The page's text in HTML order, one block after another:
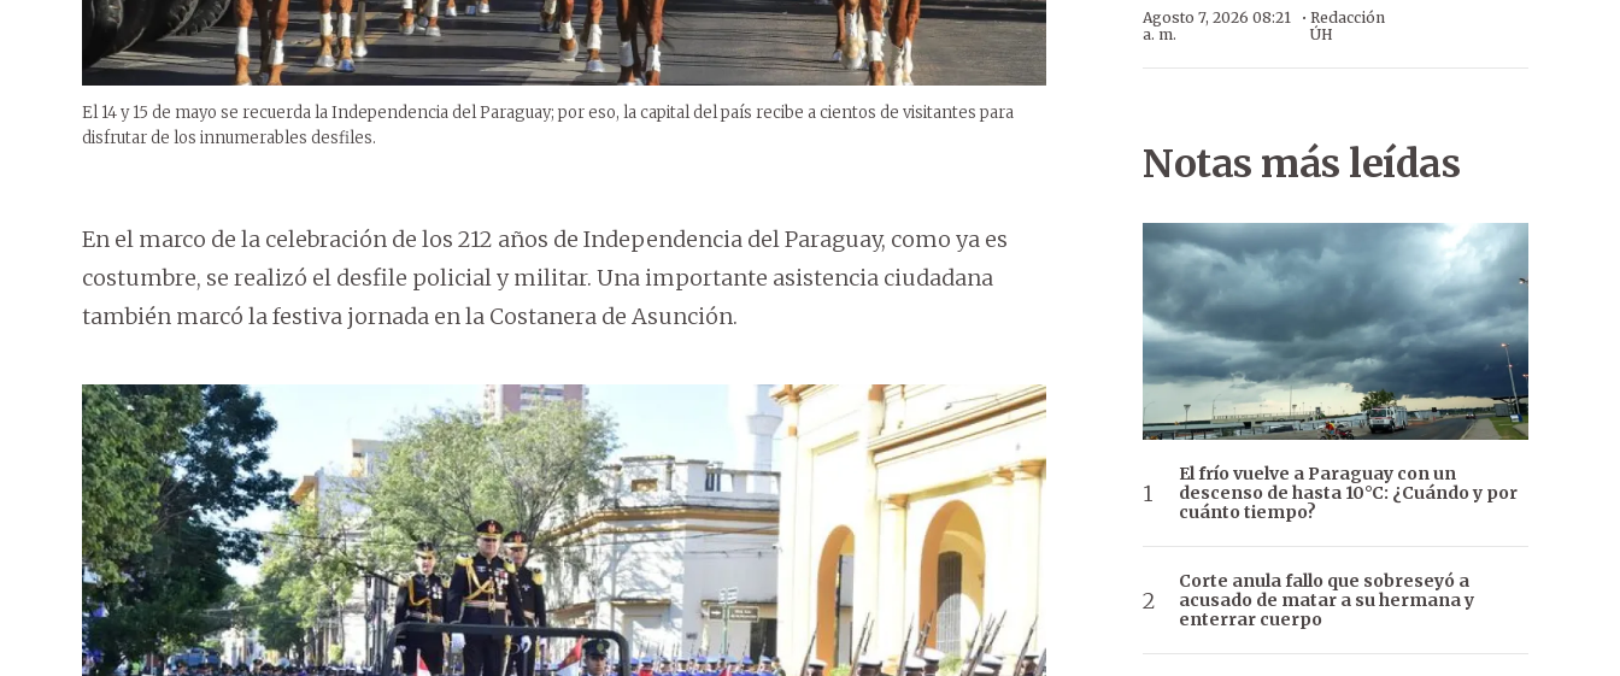
El 14 y 15 de mayo se recuerda la Independencia del Paraguay; por eso, la capital del país recibe a cientos de visitantes para
disfrutar de los innumerables desfiles.
En el marco de la celebración de los 212 años de Independencia del Paraguay, como ya es
costumbre, se realizó el desfile policial y militar. Una importante asistencia ciudadana
también marcó la festiva jornada en la Costanera de Asunción.
Agosto 7, 2026 08:21
a. m.
·Redacción
ÚH
Notas más leídas
El frío vuelve a Paraguay con un
descenso de hasta 10°C: ¿Cuándo y por
cuánto tiempo?
Corte anula fallo que sobreseyó a
acusado de matar a su hermana y
enterrar cuerpo